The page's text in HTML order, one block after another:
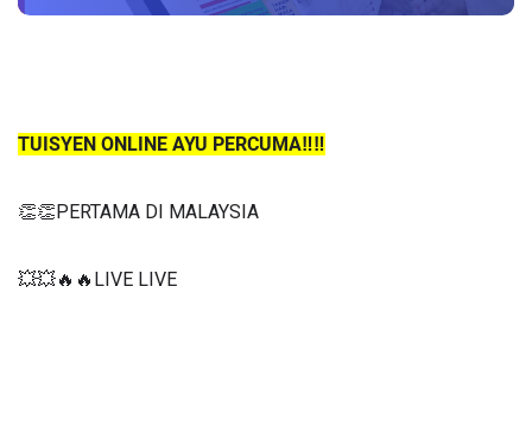
TUISYEN ONLINE AYU PERCUMA‼️‼️
👏👏PERTAMA DI MALAYSIA
💥💥🔥🔥LIVE LIVE